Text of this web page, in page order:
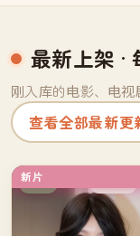
最新上架 ·
刚入库的电影、电
查看全部最新更
新片
日本